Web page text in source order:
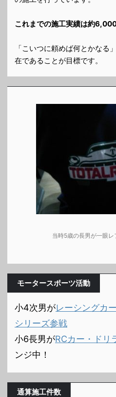
これまでの施工実績は約6,000
「こいつに頼めば何とかなる
在であることが目標です。
当時5歳の長男が一眼
モータースポーツ活動
小4次男がレーシングカ
シリーズ参戦
小6長男がRCカー・ドリ
ンジ中！
通算施工件数